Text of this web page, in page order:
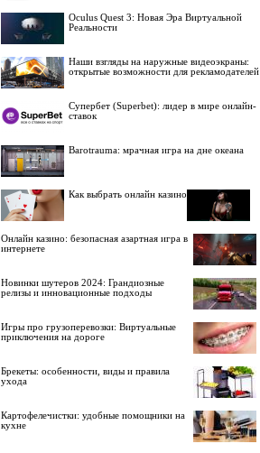
Oculus Quest 3: Новая Эра Виртуальной
Реальности
Наши взгляды на наружные видеоэкраны:
открытые возможности для рекламодателей
Супербет (Superbet): лидер в мире онлайн-
ставок
Barotrauma: мрачная игра на дне океана
Как выбрать онлайн казино
Онлайн казино: безопасная азартная игра в
интернете
Новинки шутеров 2024: Грандиозные
релизы и инновационные подходы
Игры про грузоперевозки: Виртуальные
приключения на дороге
Брекеты: особенности, виды и правила
ухода
Картофелечистки: удобные помощники на
кухне